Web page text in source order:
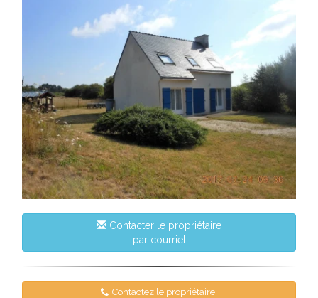
Contacter le propriétaire
par courriel
Contactez le propriétaire